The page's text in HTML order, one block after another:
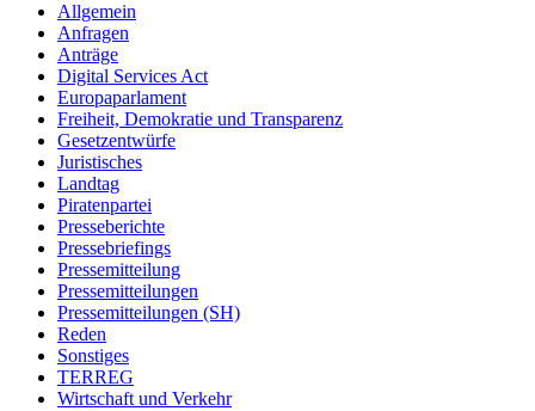
Allgemein
Anfragen
Anträge
Digital Services Act
Europaparlament
Freiheit, Demokratie und Transparenz
Gesetzentwürfe
Juristisches
Landtag
Piratenpartei
Presseberichte
Pressebriefings
Pressemitteilung
Pressemitteilungen
Pressemitteilungen (SH)
Reden
Sonstiges
TERREG
Wirtschaft und Verkehr